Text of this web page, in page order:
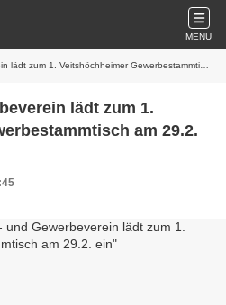
MENU
1. Veitshöchheimer Gewerbestammtisch am 29.2. ein
lädt zum 1.
am 29.2.